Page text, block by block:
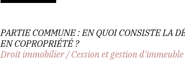
PARTIE COMMUNE : EN QUOI CONSISTE LA
EN COPROPRIÉTÉ ?
Droit immobilier/Cession et gestion d'immeuble